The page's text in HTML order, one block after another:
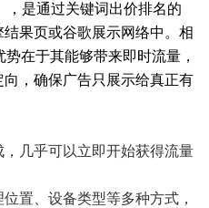
，是通过关键词出价排名的
果页或谷歌展示网络中。相
在于其能够带来即时流量，
，确保广告只展示给真正有
，几乎可以立即开始获得流量
位置、设备类型等多种方式，